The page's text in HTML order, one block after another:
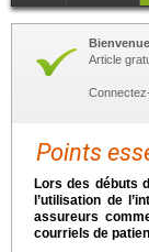
Article
Points
Lors des débuts
l’utilisation de
assureurs
courriels de